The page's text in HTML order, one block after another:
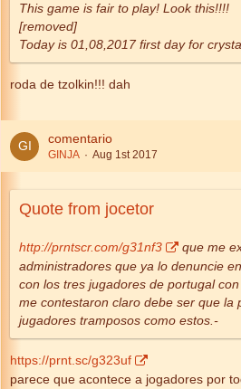
This game is fair to play! Look this!!!!
[removed]
Today is 01,08,2017 first day for
roda de tzolkin!!! dah
comentario
GINJA Aug 1st 2017
Quote from jocetor
http://prntscr.com/g31nf3
que me
administradores que ya lo denuncie
con los tres jugadores de portugal
me contestaron claro debe ser que la
jugadores tramposos como estos.-
https://prnt.sc/g323uf
parece que acontece a jogadores por